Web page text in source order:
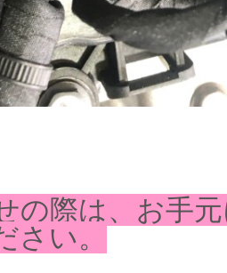
の際は、お手
さい。